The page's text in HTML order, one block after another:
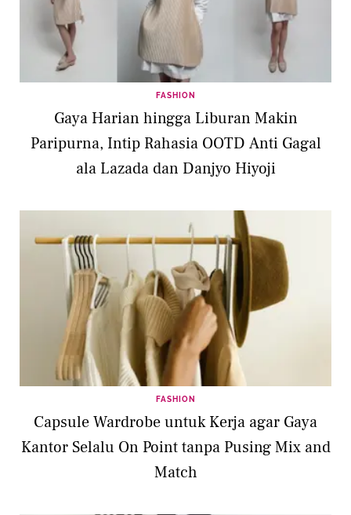
FASHION
Gaya Harian hingga Liburan Makin
Paripurna, Intip Rahasia OOTD Anti Gagal
ala Lazada dan Danjyo Hiyoji
FASHION
Capsule Wardrobe untuk Kerja agar Gaya
Kantor Selalu On Point tanpa Pusing Mix and
Match